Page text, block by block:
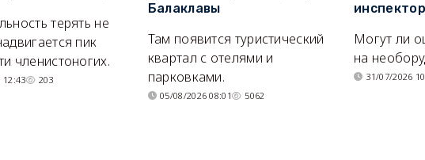
терять не
пик
членистоногих.
12:43 203
Балаклавы
Там появится туристический
квартал с отелями и
парковками.
05/08/2026 08:01 5062
Могут ли
на
31/07/2026